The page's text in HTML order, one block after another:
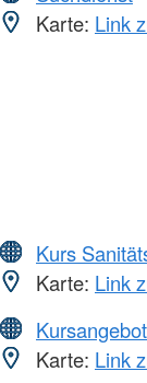
Karte: Link
Kurs
Karte: Link
Karte: Link